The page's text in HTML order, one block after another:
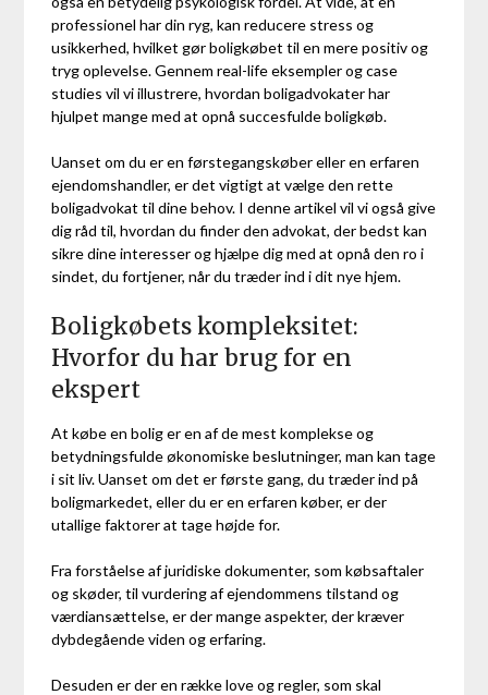
professionel har din ryg, kan reducere stress og
usikkerhed, hvilket gør boligkøbet til en mere positiv og
tryg oplevelse. Gennem real-life eksempler og case
studies vil vi illustrere, hvordan boligadvokater har
hjulpet mange med at opnå succesfulde boligkøb.
Uanset om du er en førstegangskøber eller en erfaren
ejendomshandler, er det vigtigt at vælge den rette
boligadvokat til dine behov. I denne artikel vil vi også give
dig råd til, hvordan du finder den advokat, der bedst kan
sikre dine interesser og hjælpe dig med at opnå den ro i
sindet, du fortjener, når du træder ind i dit nye hjem.
Boligkøbets kompleksitet:
Hvorfor du har brug for en
ekspert
At købe en bolig er en af de mest komplekse og
betydningsfulde økonomiske beslutninger, man kan tage
i sit liv. Uanset om det er første gang, du træder ind på
boligmarkedet, eller du er en erfaren køber, er der
utallige faktorer at tage højde for.
Fra forståelse af juridiske dokumenter, som købsaftaler
og skøder, til vurdering af ejendommens tilstand og
værdiansættelse, er der mange aspekter, der kræver
dybdegående viden og erfaring.
Desuden er der en række love og regler, som skal